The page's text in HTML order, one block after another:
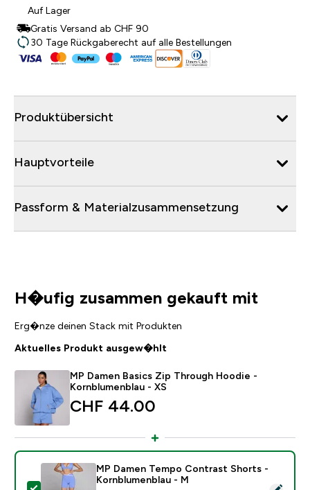
Auf Lager
Gratis Versand ab CHF 90
30 Tage Rückgaberecht auf alle Bestellungen
Produktübersicht
Hauptvorteile
Passform & Materialzusammensetzung
H�ufig zusammen gekauft mit
Erg�nze deinen Stack mit Produkten
Aktuelles Produkt ausgew�hlt
MP Damen Basics Zip Through Hoodie -
Kornblumenblau - XS
CHF 44.00‎
MP Damen Tempo Contrast Shorts -
Kornblumenblau - M